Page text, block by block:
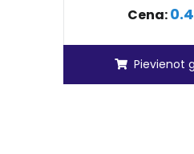
Cena:
Pievienot